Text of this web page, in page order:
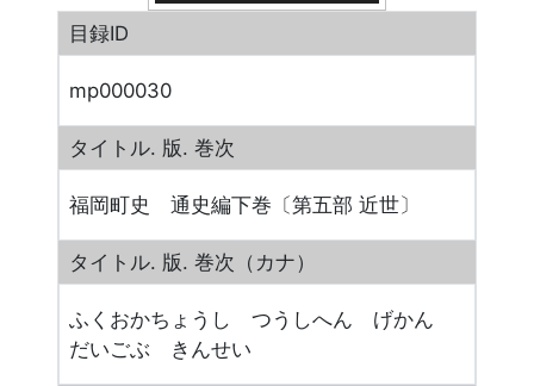
目録ID
mp000030
タイトル. 版. 巻次
福岡町史 通史編下巻〔第五部 近世〕
タイトル. 版. 巻次（カナ）
ふくおかちょうし つうしへん げかん
だいごぶ きんせい